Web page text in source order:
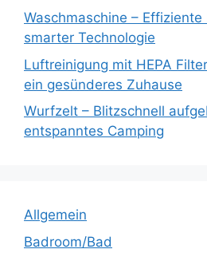
Waschmaschine – Effiziente
smarter Technologie
Luftreinigung mit HEPA
ein gesünderes Zuhause
Wurfzelt – Blitzschnell
entspanntes Camping
Allgemein
Badroom/Bad